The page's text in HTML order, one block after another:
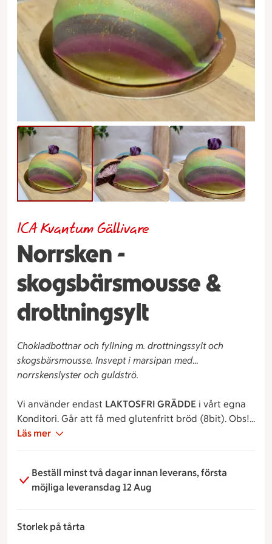
Norrsken -
skogsbärsmousse &
drottningsylt
ICA Kvantum Gällivare
Chokladbottnar och fyllning m. drottningssylt och
skogsbärsmousse. Insvept i marsipan med
norrskenslyster och guldströ.
Vi använder endast LAKTOSFRI GRÄDDE i vårt egna
Konditori. Går att få med glutenfritt bröd (8bit). Obs!
Vi hanterar gluten i våra lokaler och därför kan vårt
Läs mer
Beställ minst två dagar innan leverans, första
möjliga leveransdag 12 Aug
Storlek på tårta